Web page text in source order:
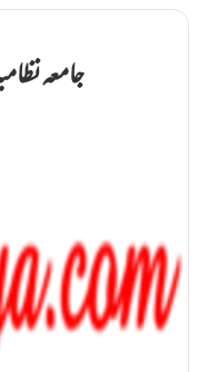
جامعہ